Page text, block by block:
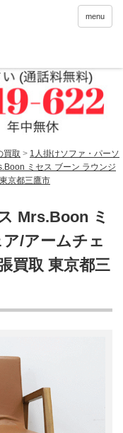
menu
買取 > 1人掛けソファ・パーソ
ミセス ブーン ラウンジ
京都三鷹市
Mrs.Boon ミ
/アームチェ
買取 東京都三